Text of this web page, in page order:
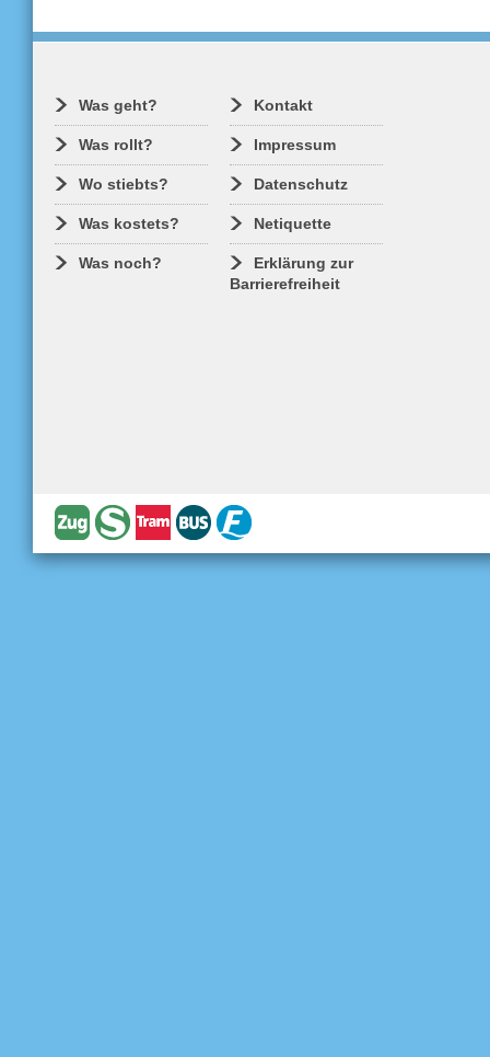
Was geht?
Was rollt?
Wo stiebts?
Was kostets?
Was noch?
Kontakt
Impressum
Datenschutz
Netiquette
Erklärung zur
Barrierefreiheit